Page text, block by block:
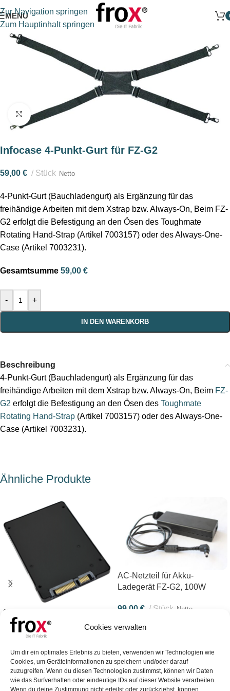
Cookies verwalten
Um dir ein optimales Erlebnis zu bieten, verwenden wir Technologien wie
Cookies, um Geräteinformationen zu speichern und/oder darauf
zuzugreifen. Wenn du diesen Technologien zustimmst, können wir Daten
wie das Surfverhalten oder eindeutige IDs auf dieser Website verarbeiten.
Wenn du deine Zustimmung nicht erteilst oder zurückziehst, können
Zur Navigation springen
Zum Hauptinhalt springen
MENÜ
Klick zum Vergrößern
Infocase 4-Punkt-Gurt für FZ-G2
59,00 € Stück Netto
4-Punkt-Gurt (Bauchladengurt) als Ergänzung für das
freihändige Arbeiten mit dem Xstrap bzw. Always-On, Beim FZ-
G2 erfolgt die Befestigung an den Ösen des Toughmate
Rotating Hand-Strap (Artikel 7003157) oder des Always-One-
Case (Artikel 7003231).
Gesamtsumme 59,00 €
- +
IN DEN WARENKORB
Beschreibung
4-Punkt-Gurt (Bauchladengurt) als Ergänzung für das
freihändige Arbeiten mit dem Xstrap bzw. Always-On, Beim FZ-
G2 erfolgt die Befestigung an den Ösen des Toughmate
Rotating Hand-Strap (Artikel 7003157) oder des Always-One-
Case (Artikel 7003231).
Ähnliche Produkte
1TB SSD Festplatte für FZ-G2
360,00€ Stück
IN DEN WARENKORB
AC-Netzteil für Akku-
Ladegerät FZ-G2, 100W
99,00 € Stück Netto
IN DEN WARENKORB
FROX GmbH